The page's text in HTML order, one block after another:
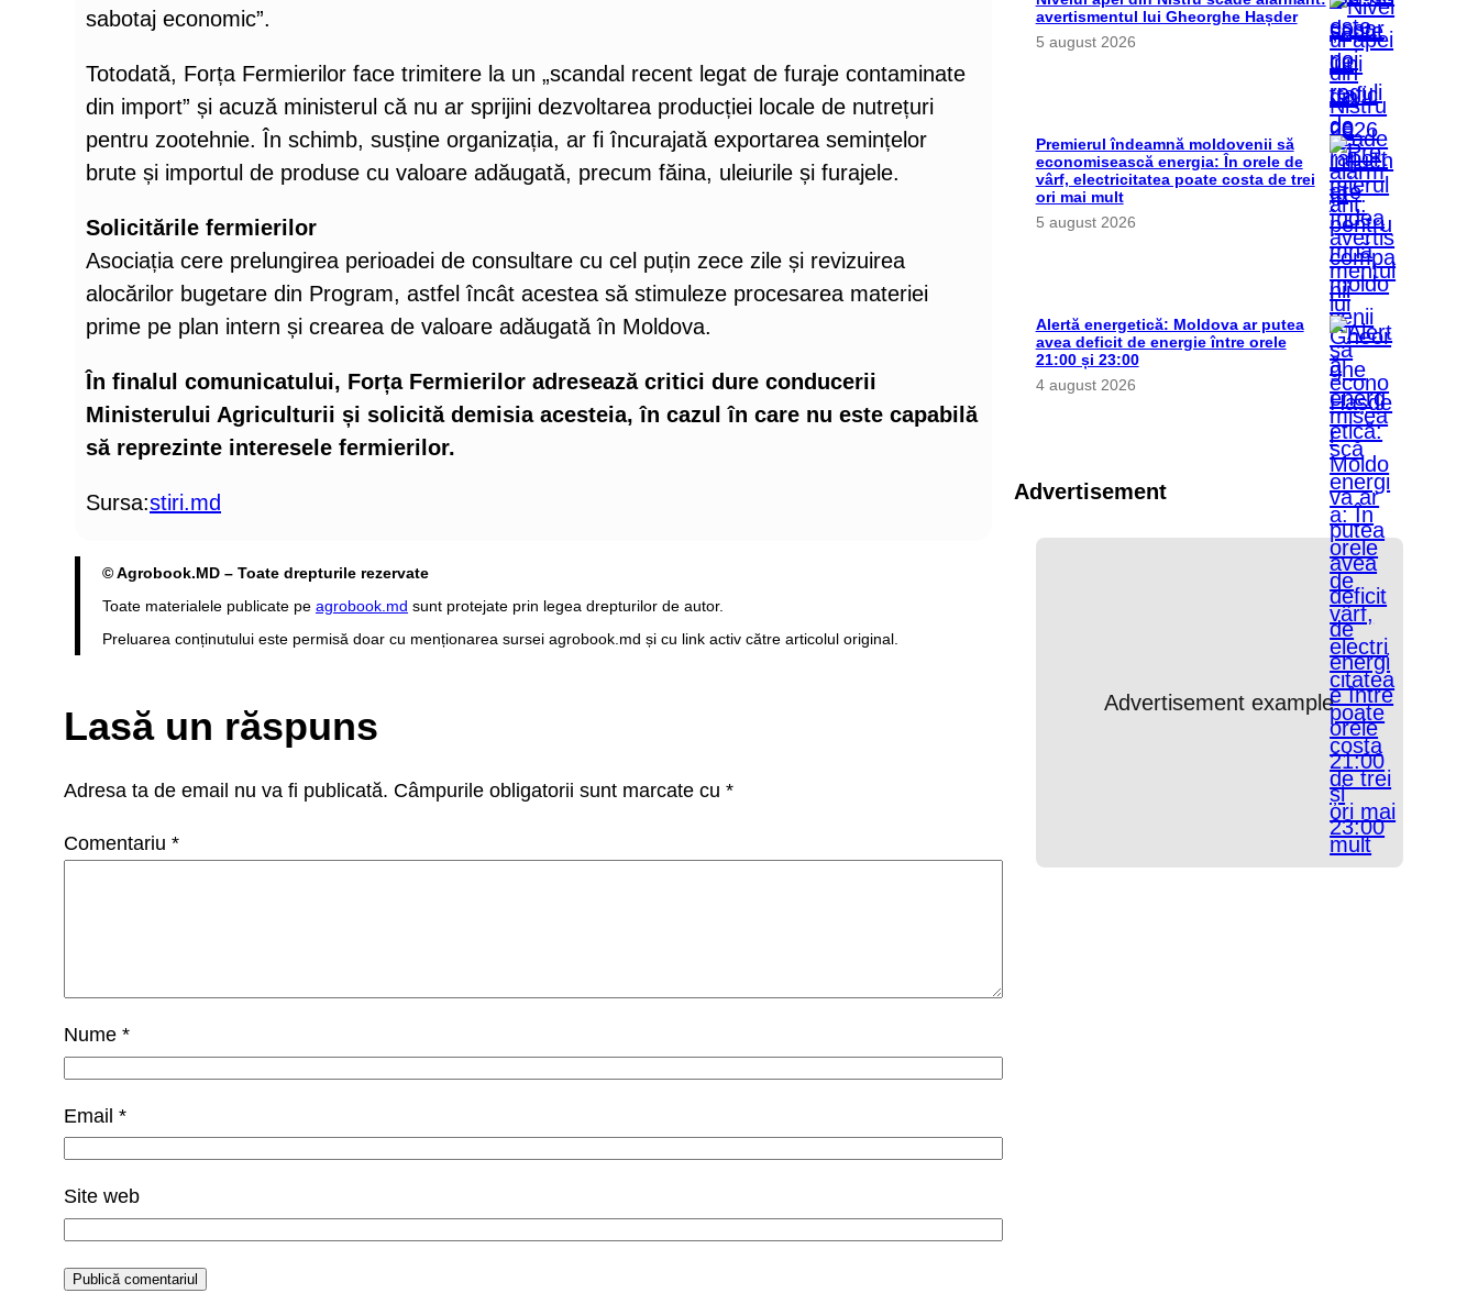
sabotaj economic”.
Totodată, Forța Fermierilor face trimitere la un „scandal recent legat de furaje contaminate
din import” și acuză ministerul că nu ar sprijini dezvoltarea producției locale de nutrețuri
pentru zootehnie. În schimb, susține organizația, ar fi încurajată exportarea semințelor
brute și importul de produse cu valoare adăugată, precum făina, uleiurile și furajele.
Solicitările fermierilor
Asociația cere prelungirea perioadei de consultare cu cel puțin zece zile și revizuirea
alocărilor bugetare din Program, astfel încât acestea să stimuleze procesarea materiei
prime pe plan intern și crearea de valoare adăugată în Moldova.
În finalul comunicatului, Forța Fermierilor adresează critici dure conducerii
Ministerului Agriculturii și solicită demisia acesteia, în cazul în care nu este capabilă
să reprezinte interesele fermierilor.
Sursa:stiri.md
© Agrobook.MD – Toate drepturile rezervate
Toate materialele publicate pe agrobook.md sunt protejate prin legea drepturilor de autor.
Preluarea conținutului este permisă doar cu menționarea sursei agrobook.md și cu link activ către articolul original.
Lasă un răspuns
Adresa ta de email nu va fi publicată. Câmpurile obligatorii sunt marcate cu *
Comentariu *
Nume *
Email *
Site web
avertismentul lui Gheorghe Hașder
5 august 2026
Premierul îndeamnă moldovenii să
economisească energia: În orele de
vârf, electricitatea poate costa de trei
ori mai mult
5 august 2026
Alertă energetică: Moldova ar putea
avea deficit de energie între orele
21:00 și 23:00
4 august 2026
Advertisement
Advertisement example